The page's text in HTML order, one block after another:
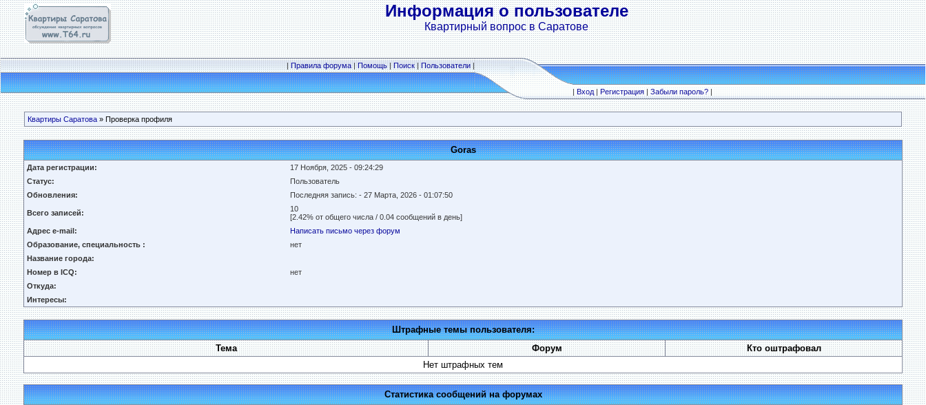
Информация о пользователе
Квартирный вопрос в Саратове
|Правила форума|Помощь|Поиск|Пользователи|
|Вход|Регистрация|Забыли пароль?|
Квартиры Саратова » Проверка профиля
Goras
Дата регистрации:
17 Ноября, 2025 - 09:24:29
Статус:
Пользователь
Обновления:
Последняя запись: - 27 Марта, 2026 - 01:07:50
Всего записей:
10
[2.42% от общего числа / 0.04 сообщений в день]
Адрес e-mail:
Написать письмо через форум
Образование, специальность :
нет
Название города:
Номер в ICQ:
нет
Откуда:
Интересы:
Штрафные темы пользователя:
Тема
Форум
Кто оштрафовал
Нет штрафных тем
Статистика сообщений на форумах